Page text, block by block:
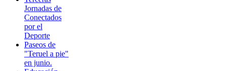
Jornadas de
Conectados
por el
Deporte
Paseos de
"Teruel a pie"
en junio.